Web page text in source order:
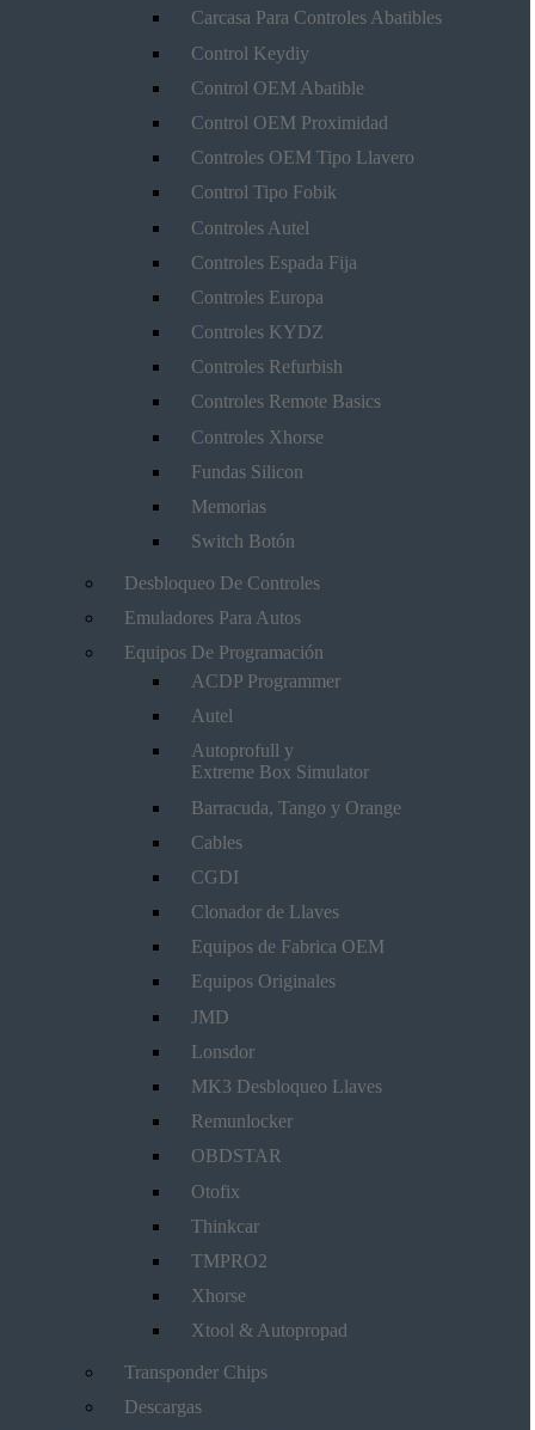
Carcasa Para Controles Abatibles
Control Keydiy
Control OEM Abatible
Control OEM Proximidad
Controles OEM Tipo Llavero
Control Tipo Fobik
Controles Autel
Controles Espada Fija
Controles Europa
Controles KYDZ
Controles Refurbish
Controles Remote Basics
Controles Xhorse
Fundas Silicon
Memorias
Switch Botón
Desbloqueo De Controles
Emuladores Para Autos
Equipos De Programación
ACDP Programmer
Autel
Autoprofull y
Extreme Box Simulator
Barracuda, Tango y Orange
Cables
CGDI
Clonador de Llaves
Equipos de Fabrica OEM
Equipos Originales
JMD
Lonsdor
MK3 Desbloqueo Llaves
Remunlocker
OBDSTAR
Otofix
Thinkcar
TMPRO2
Xhorse
Xtool & Autopropad
Transponder Chips
Descargas